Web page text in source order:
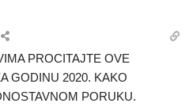
PROCITAJTE OVE
GODINU 2020. KAKO
PORUKU.